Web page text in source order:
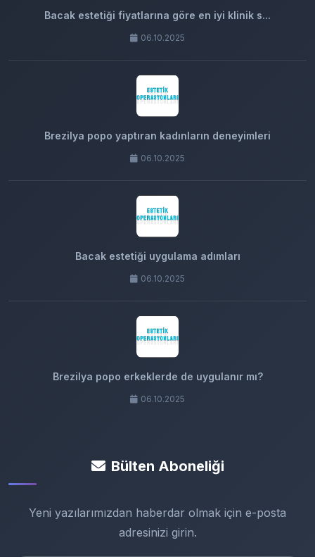
Bacak estetiği fiyatlarına göre en iyi klinik s...
06.10.2025
Brezilya popo yaptıran kadınların deneyimleri
06.10.2025
Bacak estetiği uygulama adımları
06.10.2025
Brezilya popo erkeklerde de uygulanır mı?
06.10.2025
Bülten Aboneliği
Yeni yazılarımızdan haberdar olmak için e-posta
adresinizi girin.